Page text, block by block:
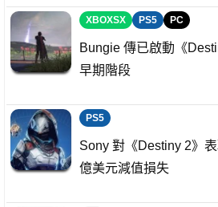
XBOXSX PS5 PC
Bungie 傳已啟動《
早期階段
PS5
Sony 對《Destiny 2》
億美元減值損失